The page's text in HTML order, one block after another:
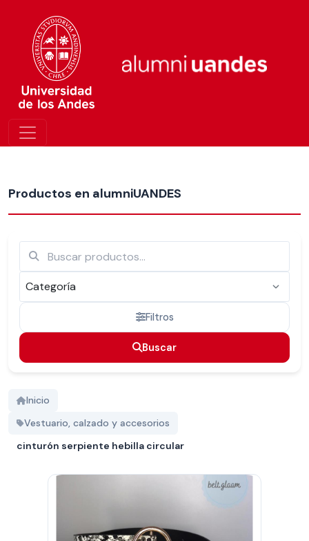
Productos en alumniUANDES
Filtros
Buscar
Inicio
Vestuario, calzado y accesorios
cinturón serpiente hebilla circular